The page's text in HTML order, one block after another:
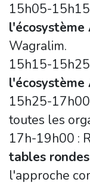
15h05-
Wagralim.
15h15-
l'écosystème
15h25-
toutes les
17h-19h00 :
tables rondes
l'approche